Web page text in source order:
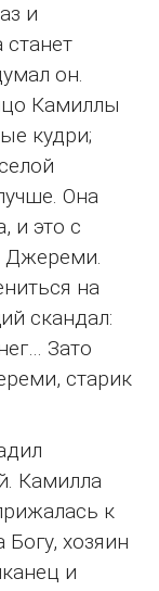
и
он.
Камиллы
кудри;
Она
и это с
Джереми.
на
скандал:
Зато
старик
Камилла
к
хозяин
и